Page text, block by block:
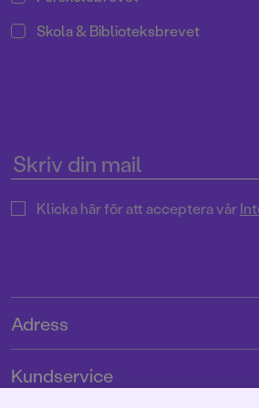
Skola & Biblioteksbrevet
Klicka här för att acceptera vår
Adress
Kundservice